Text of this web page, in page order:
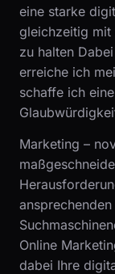
eine starke
gleichzeitig mit
zu halten
erreiche ich
schaffe ich
Marketing –
Online
dabei Ihre